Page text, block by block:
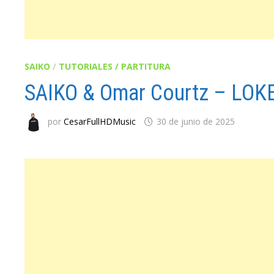
SAIKO / TUTORIALES / PARTITURA
SAIKO & Omar Courtz –
porCesarFullHDMusic 30 de junio de 2025